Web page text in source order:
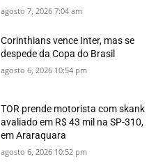
agosto 7, 2026 7:04 am
Corinthians vence Inter, mas se
despede da Copa do Brasil
agosto 6, 2026 10:54 pm
TOR prende motorista com skank
avaliado em R$ 43 mil na SP-310,
em Araraquara
agosto 6, 2026 10:52 pm